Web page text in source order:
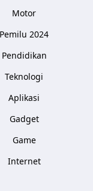
Motor
Pemilu 2024
Pendidikan
Teknologi
Aplikasi
Gadget
Game
Internet